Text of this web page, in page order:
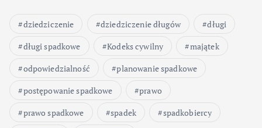
dziedziczenie dziedziczenie długów
długi
długi spadkowe
Kodeks cywilny
majątek
odpowiedzialność
planowanie spadkowe
postępowanie spadkowe
prawo
prawo spadkowe
spadek
spadkobiercy